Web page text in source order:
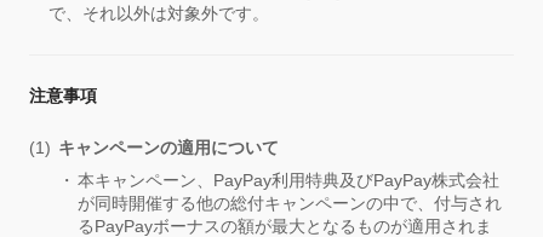
で、それ以外は対象外です。
注意事項
キャンペーンの適用について
本キャンペーン、PayPay利用特典及びPayPay株式会社
が同時開催する他の総付キャンペーンの中で、付与され
るPayPayボーナスの額が最大となるものが適用されま